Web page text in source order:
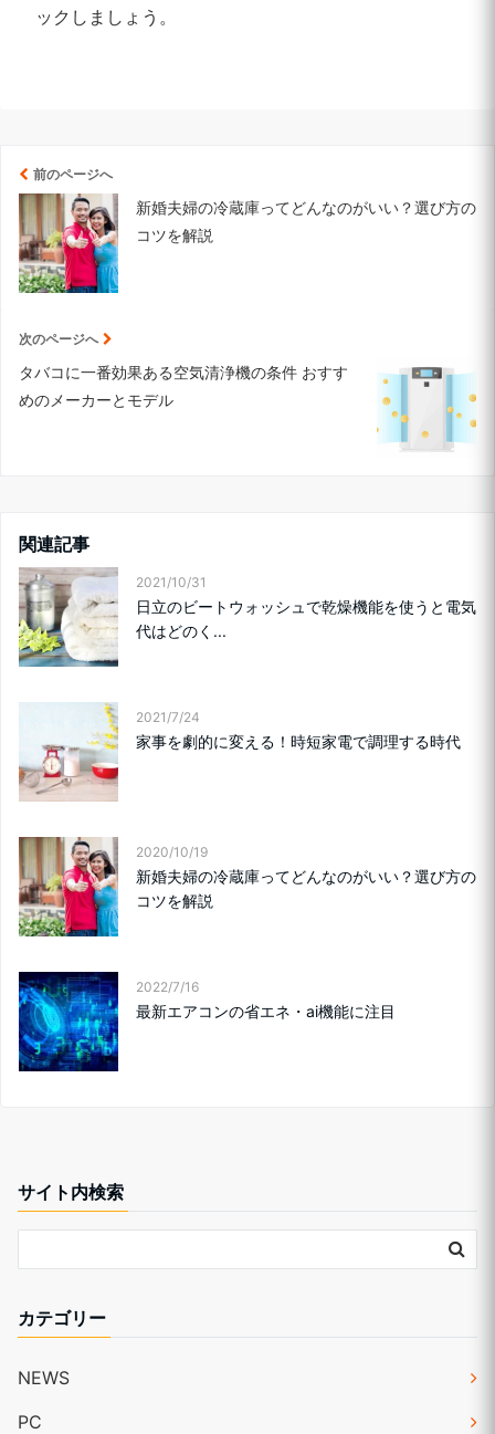
ックしましょう。
前のページへ
新婚夫婦の冷蔵庫ってどんなのがいい？選び方の
コツを解説
次のページへ
タバコに一番効果ある空気清浄機の条件 おすす
めのメーカーとモデル
関連記事
2021/10/31
日立のビートウォッシュで乾燥機能を使うと電気
代はどのく...
2021/7/24
家事を劇的に変える！時短家電で調理する時代
2020/10/19
新婚夫婦の冷蔵庫ってどんなのがいい？選び方の
コツを解説
2022/7/16
最新エアコンの省エネ・ai機能に注目
サイト内検索
カテゴリー
NEWS
PC